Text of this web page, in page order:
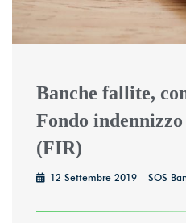
Banche fallite,
Fondo
(FIR)
12 Settembre 2019 SOS